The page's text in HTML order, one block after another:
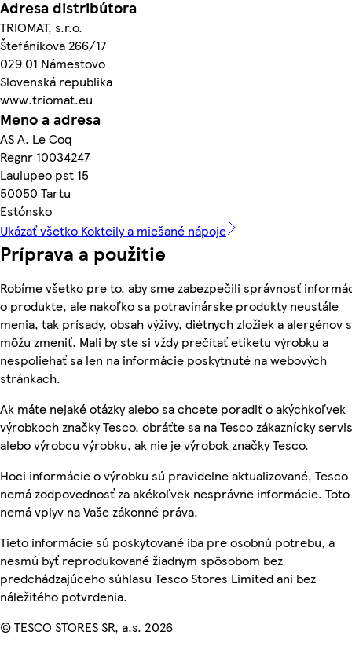
Adresa distribútora
TRIOMAT, s.r.o.
Štefánikova 266/17
029 01 Námestovo
Slovenská republika
www.triomat.eu
Meno a adresa
AS A. Le Coq
Regnr 10034247
Laulupeo pst 15
50050 Tartu
Estónsko
Ukázať všetko Kokteily a miešané nápoje
Príprava a použitie
Robíme všetko pre to, aby sme zabezpečili správnosť
o produkte, ale nakoľko sa potravinárske produkty neustále
menia, tak prísady, obsah výživy, diétnych zložiek a alergénov
môžu zmeniť. Mali by ste si vždy prečítať etiketu výrobku a
nespoliehať sa len na informácie poskytnuté na webových
stránkach.
Ak máte nejaké otázky alebo sa chcete poradiť o akýchkoľvek
výrobkoch značky Tesco, obráťte sa na Tesco zákaznícky
alebo výrobcu výrobku, ak nie je výrobok značky Tesco.
Hoci informácie o výrobku sú pravidelne aktualizované, Tesco
nemá zodpovednosť za akékoľvek nesprávne informácie. Toto
nemá vplyv na Vaše zákonné práva.
Tieto informácie sú poskytované iba pre osobnú potrebu, a
nesmú byť reprodukované žiadnym spôsobom bez
predchádzajúceho súhlasu Tesco Stores Limited ani bez
náležitého potvrdenia.
© TESCO STORES SR, a.s. 2026